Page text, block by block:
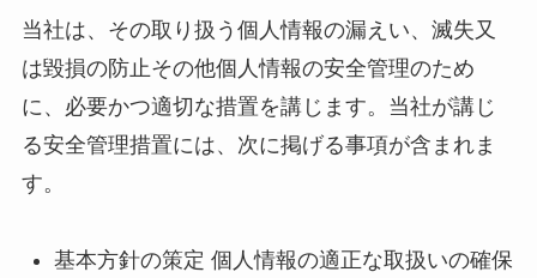
当社は、その取り扱う個人情報の漏えい、滅失又
は毀損の防止その他個人情報の安全管理のため
に、必要かつ適切な措置を講じます。当社が講じ
る安全管理措置には、次に掲げる事項が含まれま
す。
基本方針の策定 個人情報の適正な取扱いの確保